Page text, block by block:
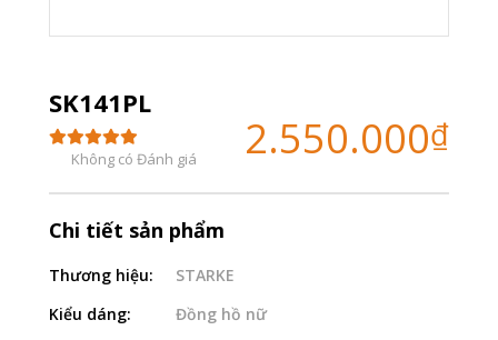
SK141PL
Không có Đánh giá 2.550.000₫
Chi tiết sản phẩm
Thương hiệu:
STARKE
Kiểu dáng:
Đồng hồ nữ